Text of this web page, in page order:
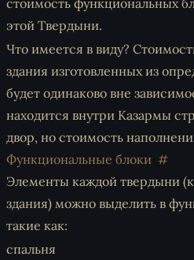
стоимость функциональных
этой Твердыни.
Что имеется в виду?
здания изготовленных из
будет одинаково вне
находится внутри Казармы
двор, но стоимость
Функциональные блоки
Элементы каждой твердыни
здания) можно выделить в
такие как:
спальня